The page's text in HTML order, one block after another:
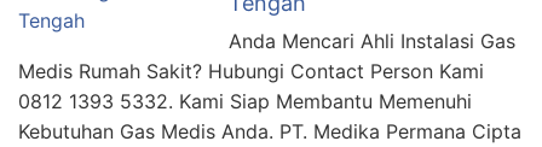
Anda Mencari Ahli Instalasi Gas
Medis Rumah Sakit? Hubungi Contact Person Kami
0812 1393 5332. Kami Siap Membantu Memenuhi
Kebutuhan Gas Medis Anda. PT. Medika Permana Cipta